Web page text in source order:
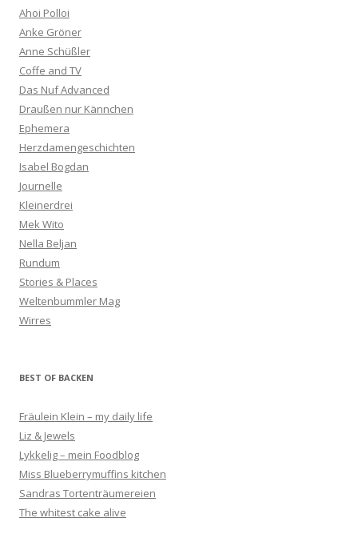
Ahoi Polloi
Anke Gröner
Anne Schüßler
Coffe and TV
Das Nuf Advanced
Draußen nur Kännchen
Ephemera
Herzdamengeschichten
Isabel Bogdan
Journelle
Kleinerdrei
Mek Wito
Nella Beljan
Rundum
Stories & Places
Weltenbummler Mag
Wirres
BEST OF BACKEN
Fräulein Klein – my daily life
Liz & Jewels
Lykkelig – mein Foodblog
Miss Blueberrymuffins kitchen
Sandras Tortenträumereien
The whitest cake alive